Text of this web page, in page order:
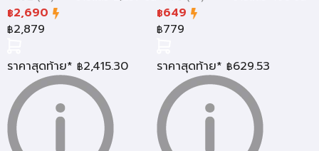
฿2,690
฿2,879
ราคาสุดท้าย* ฿2,415.30
฿649
฿779
ราคาสุดท้าย* ฿629.53